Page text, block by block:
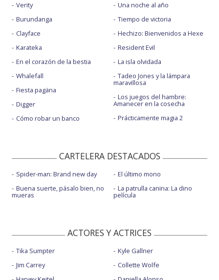
Verity
Burundanga
Clayface
Karateka
En el corazón de la bestia
Whalefall
Fiesta pagäna
Digger
Cómo robar un banco
Una noche al año
Tiempo de victoria
Hechizo: Bienvenidos a Hexe
Resident Evil
La isla olvidada
Tadeo Jones y la lámpara
maravillosa
Los juegos del hambre:
Amanecer en la cosecha
Prácticamente magia 2
CARTELERA DESTACADOS
Spider-man: Brand new day
Buena suerte, pásalo bien, no
mueras
El último mono
La patrulla canina: La dino
película
ACTORES Y ACTRICES
Tika Sumpter
Jim Carrey
Kyle Gallner
Collette Wolfe